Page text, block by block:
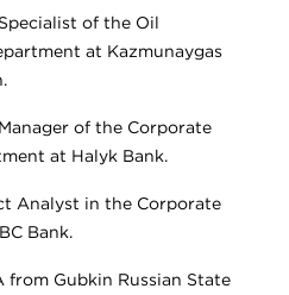
of the Oil
at Kazmunaygas
of the Corporate
at Halyk Bank.
Analyst in the Corporate
Bank.
from Gubkin Russian State